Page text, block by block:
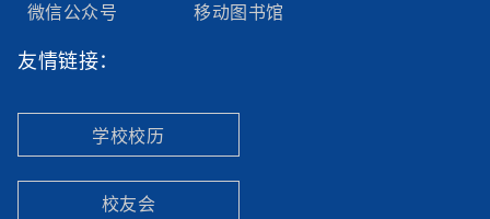
微信公众号 移动图书馆
友情链接：
学校校历
校友会